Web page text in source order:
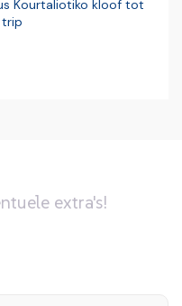
Kourtaliotiko kloof tot
trip
extra's!